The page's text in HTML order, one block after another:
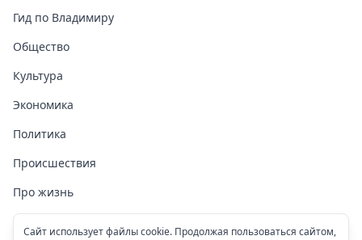
Гид по Владимиру
Общество
Культура
Экономика
Политика
Происшествия
Про жизнь
Здоровье
Сайт использует файлы cookie. Продолжая пользоваться сайтом,